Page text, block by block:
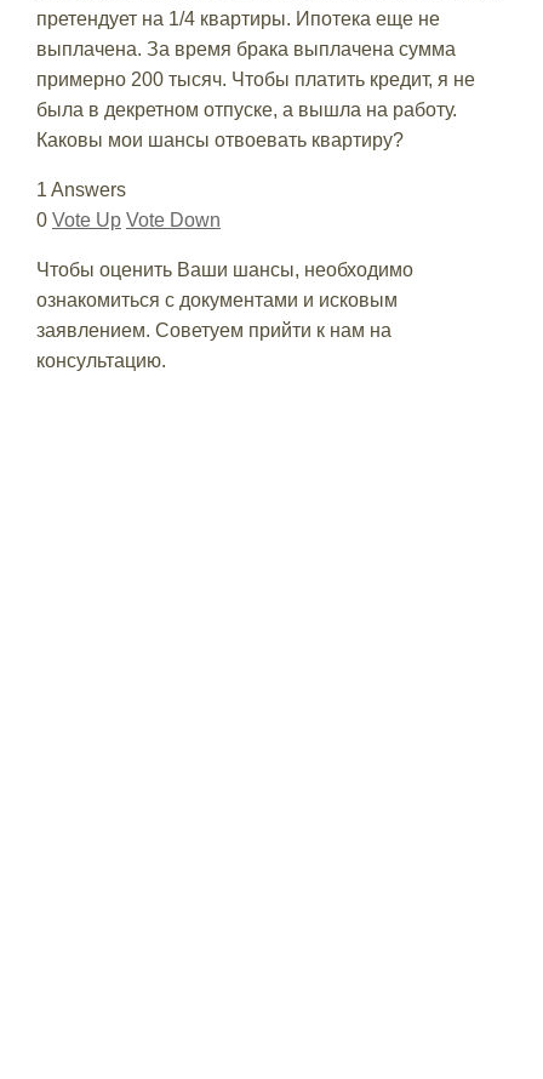
претендует на 1/4 квартиры. Ипотека еще не
выплачена. За время брака выплачена сумма
примерно 200 тысяч. Чтобы платить кредит, я не
была в декретном отпуске, а вышла на работу.
Каковы мои шансы отвоевать квартиру?
1 Answers
0 Vote Up Vote Down
Чтобы оценить Ваши шансы, необходимо
ознакомиться с документами и исковым
заявлением. Советуем прийти к нам на
консультацию.